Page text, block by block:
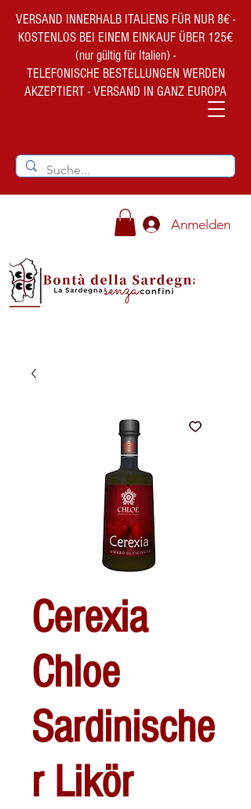
VERSAND INNERHALB ITALIENS FÜR NUR 8€ -
KOSTENLOS BEI EINEM EINKAUF ÜBER 125€
(nur gültig für Italien) -
TELEFONISCHE BESTELLUNGEN WERDEN
AKZEPTIERT - VERSAND IN GANZ EUROPA
Anmelden
Cerexia
Chloe
Sardinische
r Likör